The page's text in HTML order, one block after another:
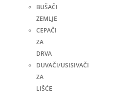
BUŠAČI
ZEMLJE
CEPAČI
ZA
DRVA
DUVAČI/USISIVAČI
ZA
LIŠĆE